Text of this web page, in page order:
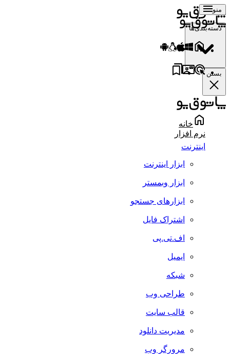
منو
دسته‌بندی‌ها
بستن
خانه
نرم افزار
اینترنت
ابزار اینترنت
ابزار وبمستر
ابزارهای جستجو
اشتراک فایل
اف.تی.پی
ایمیل
شبکه
طراحی وب
قالب سایت
مدیریت دانلود
مرورگر وب